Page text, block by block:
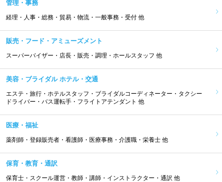
管理・事務
経理・人事・総務・貿易・物流・一般事務・受付 他
販売・フード・アミューズメント
スーパーバイザー・店長・販売・調理・ホールスタッフ 他
美容・ブライダル ホテル・交通
エステ・旅行・ホテルスタッフ・ブライダルコーディネーター・タクシー
ドライバー・バス運転手・フライトアテンダント 他
医療・福祉
薬剤師・登録販売者・看護師・医療事務・介護職・栄養士 他
保育・教育・通訳
保育士・スクール運営・教師・講師・インストラクター・通訳 他